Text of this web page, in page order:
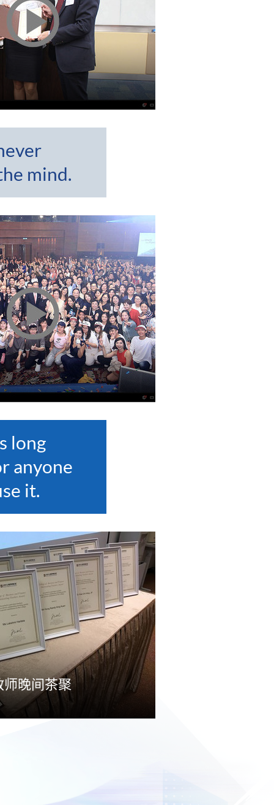
mind.
long
anyone
it.
师晚间茶聚